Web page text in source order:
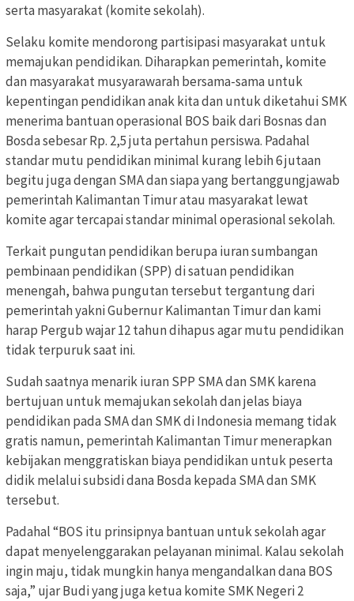
serta masyarakat (komite sekolah).
Selaku komite mendorong partisipasi masyarakat untuk
memajukan pendidikan. Diharapkan pemerintah, komite
dan masyarakat musyarawarah bersama-sama untuk
kepentingan pendidikan anak kita dan untuk diketahui SMK
menerima bantuan operasional BOS baik dari Bosnas dan
Bosda sebesar Rp. 2,5 juta pertahun persiswa. Padahal
standar mutu pendidikan minimal kurang lebih 6 jutaan
begitu juga dengan SMA dan siapa yang bertanggungjawab
pemerintah Kalimantan Timur atau masyarakat lewat
komite agar tercapai standar minimal operasional sekolah.
Terkait pungutan pendidikan berupa iuran sumbangan
pembinaan pendidikan (SPP) di satuan pendidikan
menengah, bahwa pungutan tersebut tergantung dari
pemerintah yakni Gubernur Kalimantan Timur dan kami
harap Pergub wajar 12 tahun dihapus agar mutu pendidikan
tidak terpuruk saat ini.
Sudah saatnya menarik iuran SPP SMA dan SMK karena
bertujuan untuk memajukan sekolah dan jelas biaya
pendidikan pada SMA dan SMK di Indonesia memang tidak
gratis namun, pemerintah Kalimantan Timur menerapkan
kebijakan menggratiskan biaya pendidikan untuk peserta
didik melalui subsidi dana Bosda kepada SMA dan SMK
tersebut.
Padahal “BOS itu prinsipnya bantuan untuk sekolah agar
dapat menyelenggarakan pelayanan minimal. Kalau sekolah
ingin maju, tidak mungkin hanya mengandalkan dana BOS
saja,” ujar Budi yang juga ketua komite SMK Negeri 2